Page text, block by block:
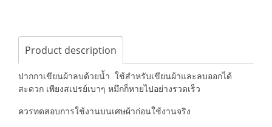
Product description
ปากกาเขียนผ้าลบด้วยน้ำ ใช้สำหรับเขียนผ้าและลบออกได้
สะดวก เพียงสเปรย์เบาๆ หมึกก็หายไปอย่างรวดเร็ว
ควรทดสอบการใช้งานบนเศษผ้าก่อนใช้งานจริง